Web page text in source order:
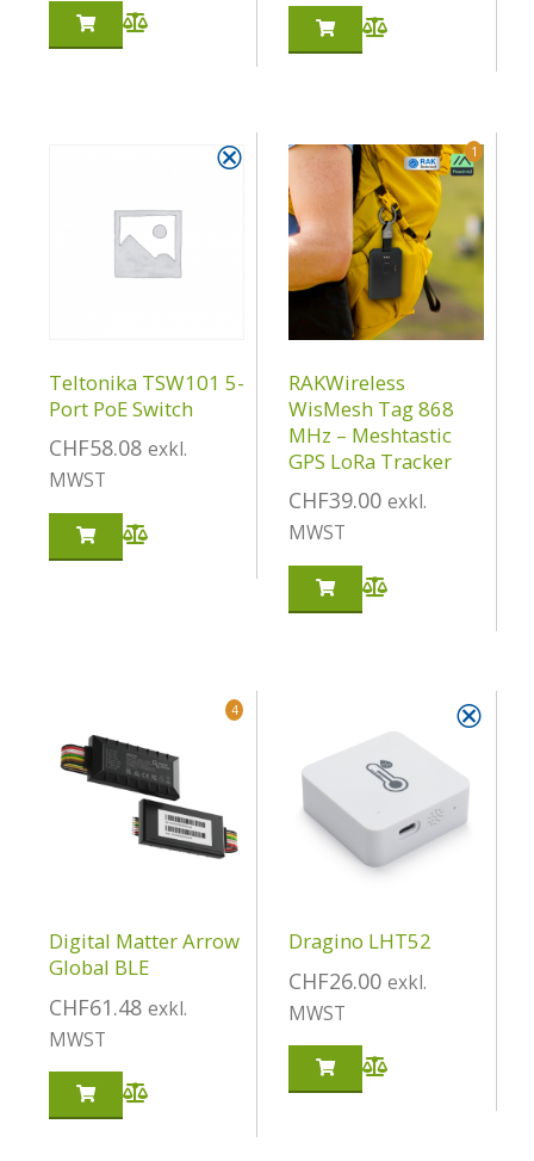
⮿
Teltonika TSW101 5-
Port PoE Switch
CHF58.08 exkl.
MWST
1
RAKWireless
WisMesh Tag 868
MHz – Meshtastic
GPS LoRa Tracker
CHF39.00 exkl.
MWST
4
Digital Matter Arrow
Global BLE
CHF61.48 exkl.
MWST
⮿
Dragino LHT52
CHF26.00 exkl.
MWST